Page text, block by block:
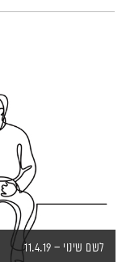
לשם שינוי – 11.4.19